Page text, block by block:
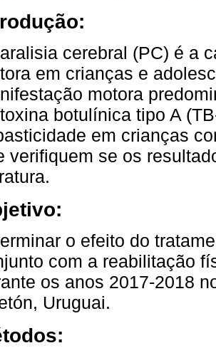
cerebral (PC) é a
em crianças e
motora
botulínica tipo A
em crianças
verifiquem se os
o efeito do
com a reabilitação
os anos 2017-2018
Uruguai.